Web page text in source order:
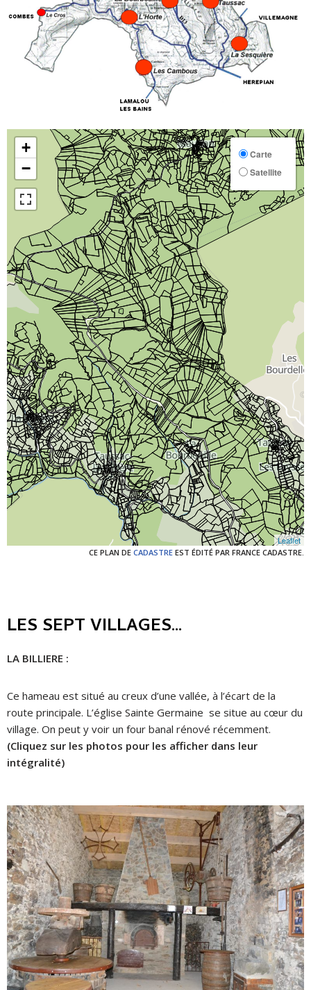
CE PLAN DE CADASTRE EST ÉDITÉ PAR FRANCE CADASTRE.
LES SEPT VILLAGES...
LA BILLIERE :
Ce hameau est situé au creux d’une vallée, à l’écart de la
route principale. L’église Sainte Germaine se situe au cœur du
village. On peut y voir un four banal rénové récemment.
(Cliquez sur les photos pour les afficher dans leur
intégralité)